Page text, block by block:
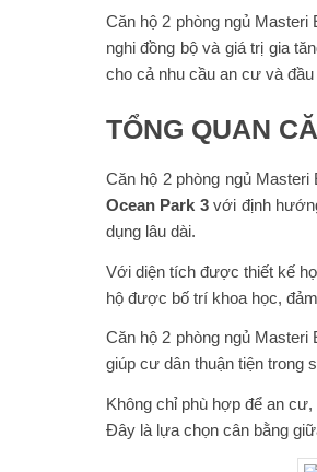
Căn hộ 2 phòng ngủ
nghi đồng bộ và giá trị gia
cho cả nhu cầu an cư và
TỔNG QUAN
Căn hộ 2 phòng ngủ
Ocean Park 3với định
dụng lâu dài.
Với diện tích được thiết kế
hộ được bố trí khoa học,
Căn hộ 2 phòng ngủ
giúp cư dân thuận tiện trong
Không chỉ phù hợp để an
Đây là lựa chọn cân bằng